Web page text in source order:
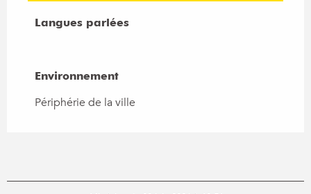
Langues parlées
Langues parlées
Environnement
Environnement
Périphérie de la ville